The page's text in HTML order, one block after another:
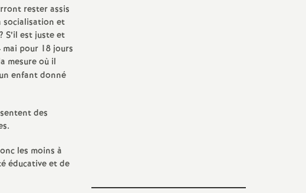
rester assis
socialisation et
? S’il est juste et
pour 18 jours
mesure où il
enfant donné
des
les moins à
éducative et de